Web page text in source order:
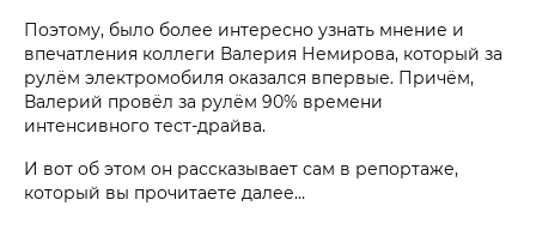
Поэтому, было более интересно узнать мнение и
впечатления коллеги Валерия Немирова, который за
рулём электромобиля оказался впервые. Причём,
Валерий провёл за рулём 90% времени
интенсивного тест-драйва.
И вот об этом он рассказывает сам в репортаже,
который вы прочитаете далее…